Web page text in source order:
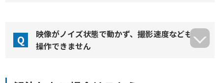
Q
映像がノイズ状態で動かず、撮影速度なども
操作できません